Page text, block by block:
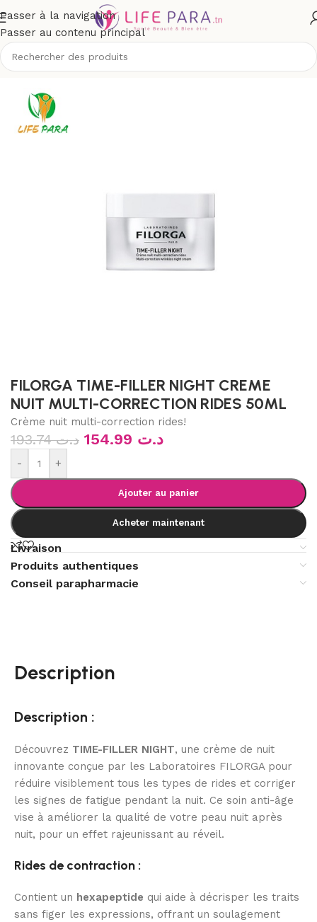
Passer à la navigation
Passer au contenu principal
/Visage/Soins anti-âge et anti-rides/Rides installées
FILORGA TIME-FILLER NIGHT CREME
NUIT MULTI-CORRECTION RIDES 50ML
Crème nuit multi-correction rides!
د.ت193.74 د.ت
- +
Ajouter au panier
Acheter maintenant
Livraison
Produits authentiques
Conseil parapharmacie
Description
Description :
Découvrez TIME-FILLER NIGHT, une crème de nuit
innovante conçue par les Laboratoires FILORGA pour
réduire visiblement tous les types de rides et corriger
les signes de fatigue pendant la nuit. Ce soin anti-âge
vise à améliorer la qualité de votre peau nuit après
nuit, pour un effet rajeunissant au réveil.
Rides de contraction :
Contient un hexapeptide qui aide à décrisper les traits
sans figer les expressions, offrant un soulagement